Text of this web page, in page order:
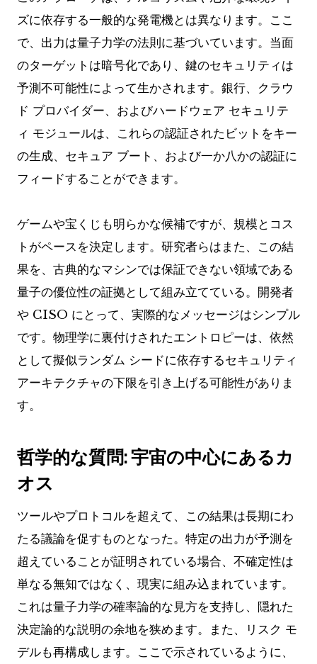
ズに依存する一般的な発電機とは異なります。ここ
で、出力は量子力学の法則に基づいています。当面
のターゲットは暗号化であり、鍵のセキュリティは
予測不可能性によって生かされます。銀行、クラウ
ド プロバイダー、およびハードウェア セキュリテ
ィ モジュールは、これらの認証されたビットをキー
の生成、セキュア ブート、および一か八かの認証に
フィードすることができます。
ゲームや宝くじも明らかな候補ですが、規模とコス
トがペースを決定します。研究者らはまた、この結
果を、古典的なマシンでは保証できない領域である
量子の優位性の証拠として組み立てている。開発者
や CISO にとって、実際的なメッセージはシンプル
です。物理学に裏付けされたエントロピーは、依然
として擬似ランダム シードに依存するセキュリティ
アーキテクチャの下限を引き上げる可能性がありま
す。
哲学的な質問: 宇宙の中心にあるカ
オス
ツールやプロトコルを超えて、この結果は長期にわ
たる議論を促すものとなった。特定の出力が予測を
超えていることが証明されている場合、不確定性は
単なる無知ではなく、現実に組み込まれています。
これは量子力学の確率論的な見方を支持し、隠れた
決定論的な説明の余地を狭めます。また、リスク モ
デルも再構成します。ここで示されているように、